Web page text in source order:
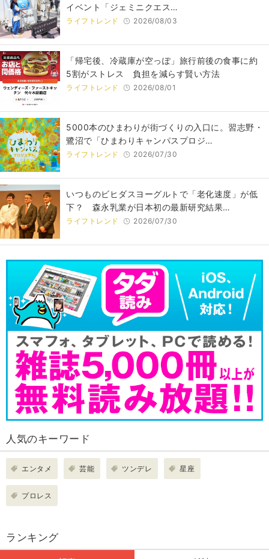
イベント「ジェミニクエス…
ライフトレンド 2026/08/03
「帰宅後、冷蔵庫が空っぽ」旅行前後の食事に約
5割がストレス 負担を減らす賢い方法
ライフトレンド 2026/08/01
5000本のひまわりが街づくりの入口に。習志野・
鷺沼で「ひまわりキャンパスプロジ…
ライフトレンド 2026/07/30
いつものビヒダスヨーグルトで「老化速度」が低
下？ 森永乳業が日本初の最新研究結果…
ライフトレンド 2026/07/30
人気のキーワード
エンタメ 芸能 ツンデレ 星座
プロレス
ランキング